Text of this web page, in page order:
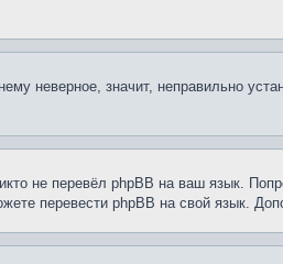
неверное, значит, неправильно
не перевёл phpBB на ваш язык.
перевести phpBB на свой язык.